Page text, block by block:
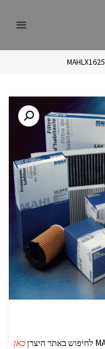
MAHLX1625
כאן